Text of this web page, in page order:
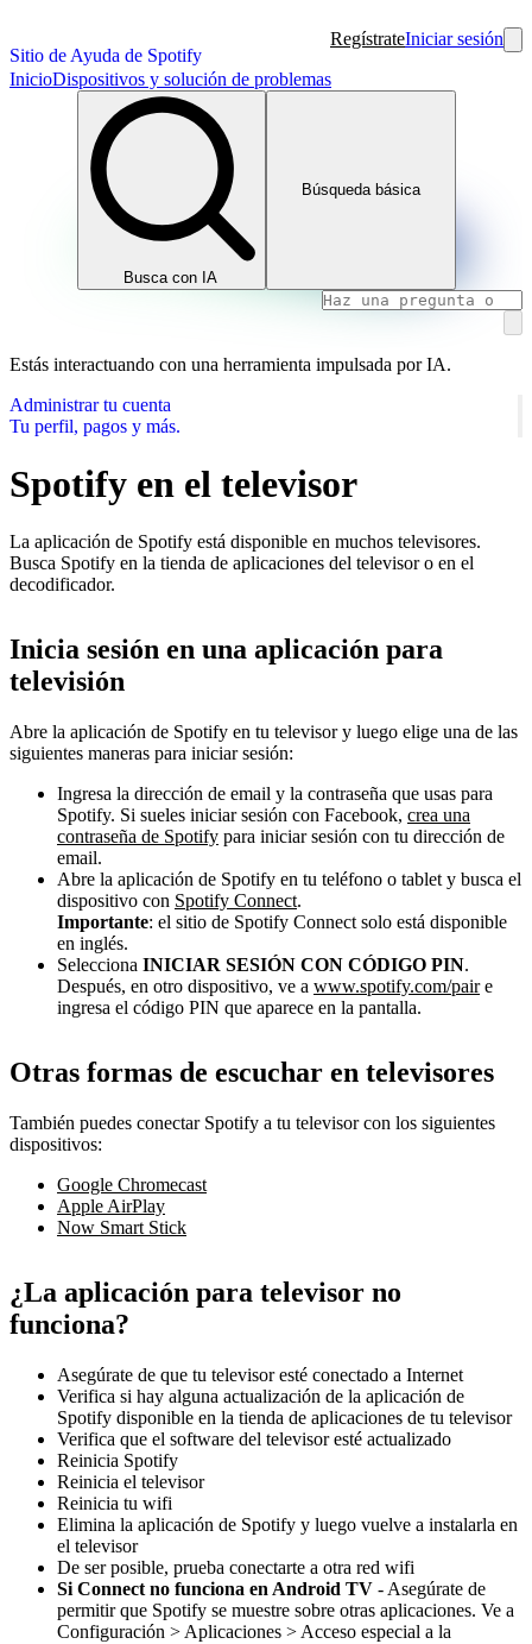
Sitio de Ayuda de Spotify
RegístrateIniciar sesión
InicioDispositivos y solución de problemas
Busca con IA
Búsqueda básica
Estás interactuando con una herramienta impulsada por IA.
Administrar tu cuenta
Tu perfil, pagos y más.
Spotify en el televisor
La aplicación de Spotify está disponible en muchos televisores.
Busca Spotify en la tienda de aplicaciones del televisor o en el
decodificador.
Inicia sesión en una aplicación para
televisión
Abre la aplicación de Spotify en tu televisor y luego elige una de las
siguientes maneras para iniciar sesión:
Ingresa la dirección de email y la contraseña que usas para
Spotify. Si sueles iniciar sesión con Facebook, crea una
contraseña de Spotify para iniciar sesión con tu dirección de
email.
Abre la aplicación de Spotify en tu teléfono o tablet y busca el
dispositivo con Spotify Connect.
Importante: el sitio de Spotify Connect solo está disponible
en inglés.
Selecciona INICIAR SESIÓN CON CÓDIGO PIN.
Después, en otro dispositivo, ve a www.spotify.com/paire
ingresa el código PIN que aparece en la pantalla.
Otras formas de escuchar en televisores
También puedes conectar Spotify a tu televisor con los siguientes
dispositivos:
Google Chromecast
Apple AirPlay
Now Smart Stick
¿La aplicación para televisor no
funciona?
Asegúrate de que tu televisor esté conectado a Internet
Verifica si hay alguna actualización de la aplicación de
Spotify disponible en la tienda de aplicaciones de tu televisor
Verifica que el software del televisor esté actualizado
Reinicia Spotify
Reinicia el televisor
Reinicia tu wifi
Elimina la aplicación de Spotify y luego vuelve a instalarla en
el televisor
De ser posible, prueba conectarte a otra red wifi
Si Connect no funciona en Android TV - Asegúrate de
permitir que Spotify se muestre sobre otras aplicaciones. Ve a
Configuración > Aplicaciones > Acceso especial a la